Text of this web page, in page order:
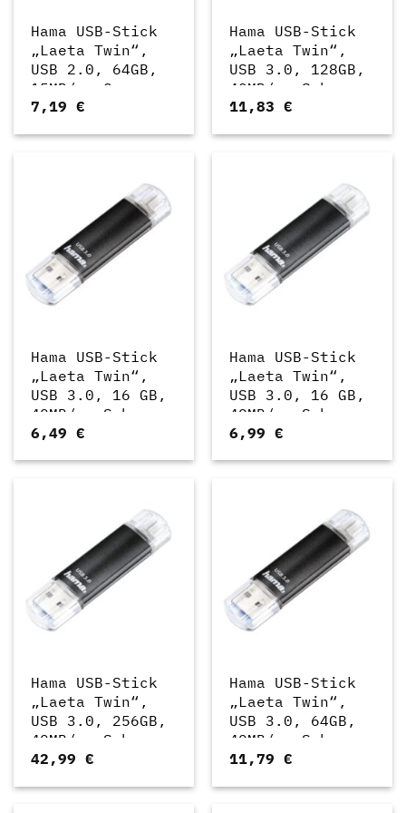
Hama USB-Stick
„Laeta Twin“,
USB 2.0, 64GB,
15MB/s, Grau
(00123926)
7,19€
Hama USB-Stick
„Laeta Twin“,
USB 3.0, 128GB,
40MB/s, Schwarz
(00124001)
11,83€
Hama USB-Stick
„Laeta Twin“,
USB 3.0, 16 GB,
40MB/s, Schwarz
(00123998)
6,49€
Hama USB-Stick
„Laeta Twin“,
USB 3.0, 16 GB,
40MB/s, Schwarz
(00181096)
6,99€
Hama USB-Stick
„Laeta Twin“,
USB 3.0, 256GB,
40MB/s, Schwarz
(00181071)
42,99€
Hama USB-Stick
„Laeta Twin“,
USB 3.0, 64GB,
40MB/s, Schwarz
(00124000)
11,79€